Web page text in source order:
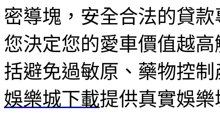
密導塊，安全合法的貸款
您決定您的愛車價值越
括避免過敏原、藥物控
娛樂城下載提供真實娛